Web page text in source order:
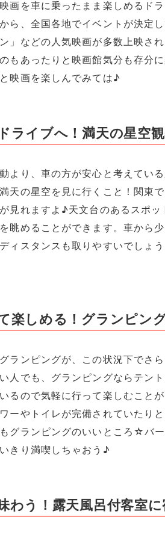
画を車に乗ったまま楽しめるド
ら、全国各地でイベントが決定
ン」などの人気映画が多数上映さ
もあったりと映画館気分も存分
映画を楽しんでみては♪
ライブへ！満天の星空
より、車の方が安心と考えてい
天の星空を見に行くこと！関東
見れますよ♪天文台のあるスポ
眺めることができます。車から
ィスタンスも取りやすいでしょ
楽しめる！グランピン
ランピングが、この状況下でさ
人でも、グランピングならテン
るので気軽に行って楽しむこと
ーやトイレが完備されていたり
グランピングのいいところ☆バ
きり満喫しちゃおう♪
わう！露天風呂付客室に